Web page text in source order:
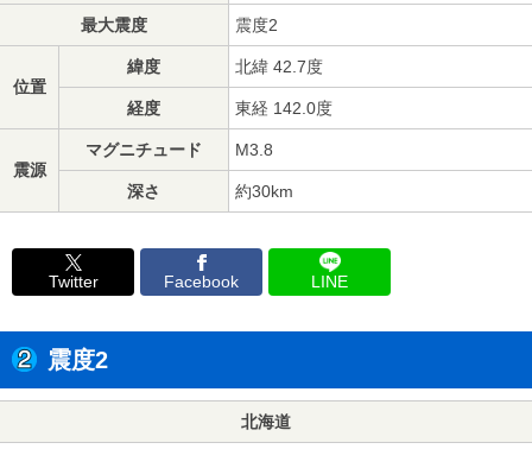
最大震度 震度2
位置
緯度 北緯 42.7度
経度 東経 142.0度
震源
マグニチュード M3.8
深さ 約30km
Twitter Facebook LINE
震度2
北海道